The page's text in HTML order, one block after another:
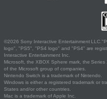
©2026 Sony Interactive Entertainment
logo", "PS5", "PS4 logo" and "PS4" are
Interactive Entertainment Inc.
Microsoft, the XBOX Sphere mark, the
of the Microsoft group of companies.
Nintendo Switch is a trademark of Nintendo.
Windows is either a registered trademark or
States and/or other countries.
Mac is a trademark of Apple Inc.